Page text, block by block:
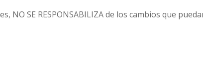
DIC
4
NO SE RESPONSABILIZA de los cambios que